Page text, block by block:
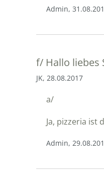
Admin,
f/ Hallo liebes
JK, 28.08.2017
a/
Ja, pizzeria ist
Admin,